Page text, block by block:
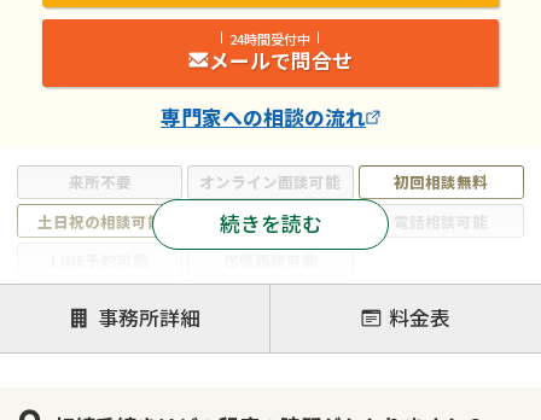
来所不要 オンライン面談可能
初回相談無料
土日祝の相談可能
19時以降電話可能
電話相談可能
注力案件
遺言書作成・遺言執行
相続放棄
相続登記
続きを読む
24時間受付中
メールで問合せ
専門家への相談の流れ
事務所詳細 料金表